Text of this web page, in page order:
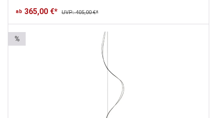
ab 365,00 €* UVP: 405,00 €*
%